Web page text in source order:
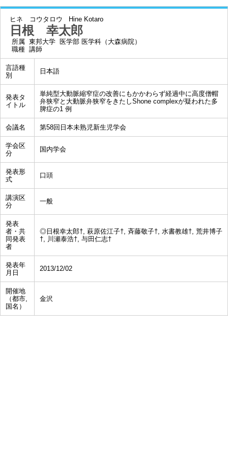
ヒネ コウタロウ Hine Kotaro
日根 幸太郎
所属 東邦大学 医学部 医学科（大森病院）
職種 講師
言語種
別
日本語
発表タ
イトル
単純型大動脈縮窄症の改善にもかかわらず経過中に高度僧帽
弁狭窄と大動脈弁狭窄をきたしShone complexが疑われた多
脾症の1 例
会議名 第58回日本未熟児新生児学会
学会区
分
国内学会
発表形
式
口頭
講演区
分
一般
発表
者・共
同発表
者
◎日根幸太郎†, 萩原佐江子†, 斉藤敬子†, 水書教雄†, 荒井博子
†, 川瀬泰浩†, 与田仁志†
発表年
月日
2013/12/02
開催地
（都市,
国名）
金沢